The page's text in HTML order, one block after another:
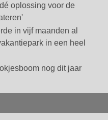
oplossing voor de
in vijf maanden al
in een heel
nog dit jaar